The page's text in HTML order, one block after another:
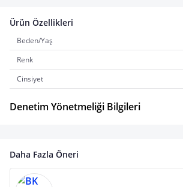
Ürün Özellikleri
Beden/Yaş
Renk
Cinsiyet
Denetim Yönetmeliği Bilgileri
Daha Fazla Öneri